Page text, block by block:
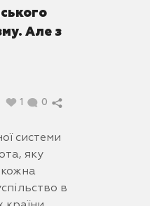
Але з
1 0
системи
яку
в